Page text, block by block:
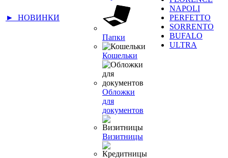
► НОВИНКИ
Папки
Кошельки
Обложки
для
документов
Визитницы
NAPOLI
PERFETTO
SORRENTO
BUFALO
ULTRA